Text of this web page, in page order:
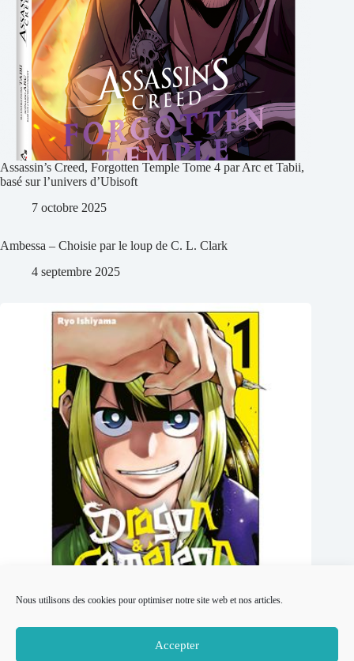
Nous utilisons des cookies pour optimiser notre site web et nos articles.
Accepter
Assassin’s Creed, Forgotten Temple Tome 4 par Arc et Tabii,
basé sur l’univers d’Ubisoft
7 octobre 2025
Ambessa – Choisie par le loup de C. L. Clark
4 septembre 2025